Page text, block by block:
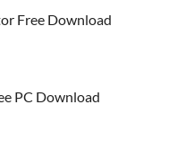
Free Download
PC Download